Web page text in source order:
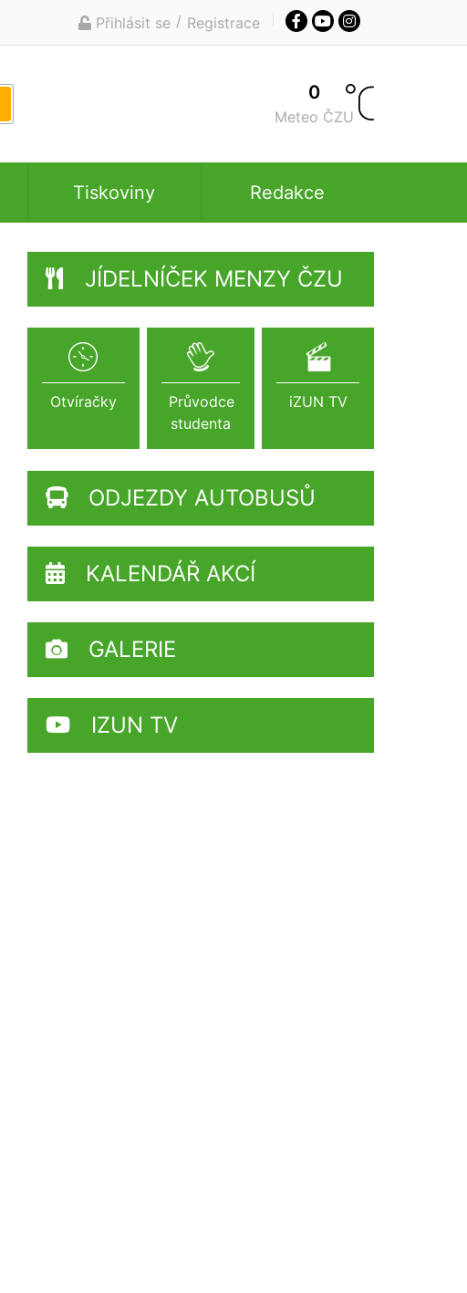
Přihlásit se / Registrace
0
Meteo ČZU
Tiskoviny Redakce
JÍDELNÍČEK MENZY ČZU
Otvíračky
Průvodce
studenta
iZUN TV
ODJEZDY AUTOBUSŮ
KALENDÁŘ AKCÍ
GALERIE
IZUN TV